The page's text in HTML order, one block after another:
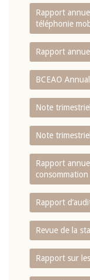
Rapport
téléphonie
Rapport
BCEAO
Note
Note
Rapport
consommation
Rapport
Revue de la
Rapport sur